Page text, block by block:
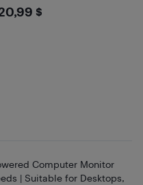
$
Computer Monitor
| Suitable for Desktops,